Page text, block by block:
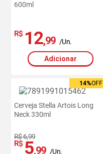
600ml
R$ 12,99 /Un.
Adicionar
14%OFF
Cerveja Stella Artois Long
Neck 330ml
R$ 6,99
R$ 5,99 /Un.